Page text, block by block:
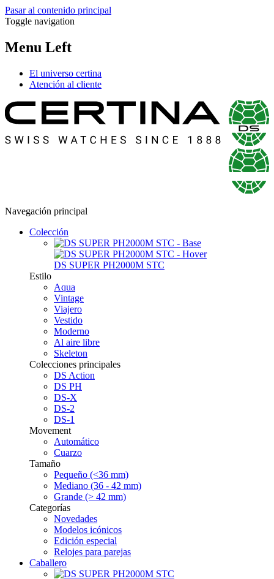
Pasar al contenido principal
Toggle navigation
Menu Left
El universo certina
Atención al cliente
Navegación principal
Colección
DS SUPER PH2000M STC
Estilo
Aqua
Vintage
Viajero
Vestido
Moderno
Al aire libre
Skeleton
Colecciones principales
DS Action
DS PH
DS-X
DS-2
DS-1
Movement
Automático
Cuarzo
Tamaño
Pequeño (<36 mm)
Mediano (36 - 42 mm)
Grande (> 42 mm)
Categorías
Novedades
Modelos icónicos
Edición especial
Relojes para parejas
Caballero